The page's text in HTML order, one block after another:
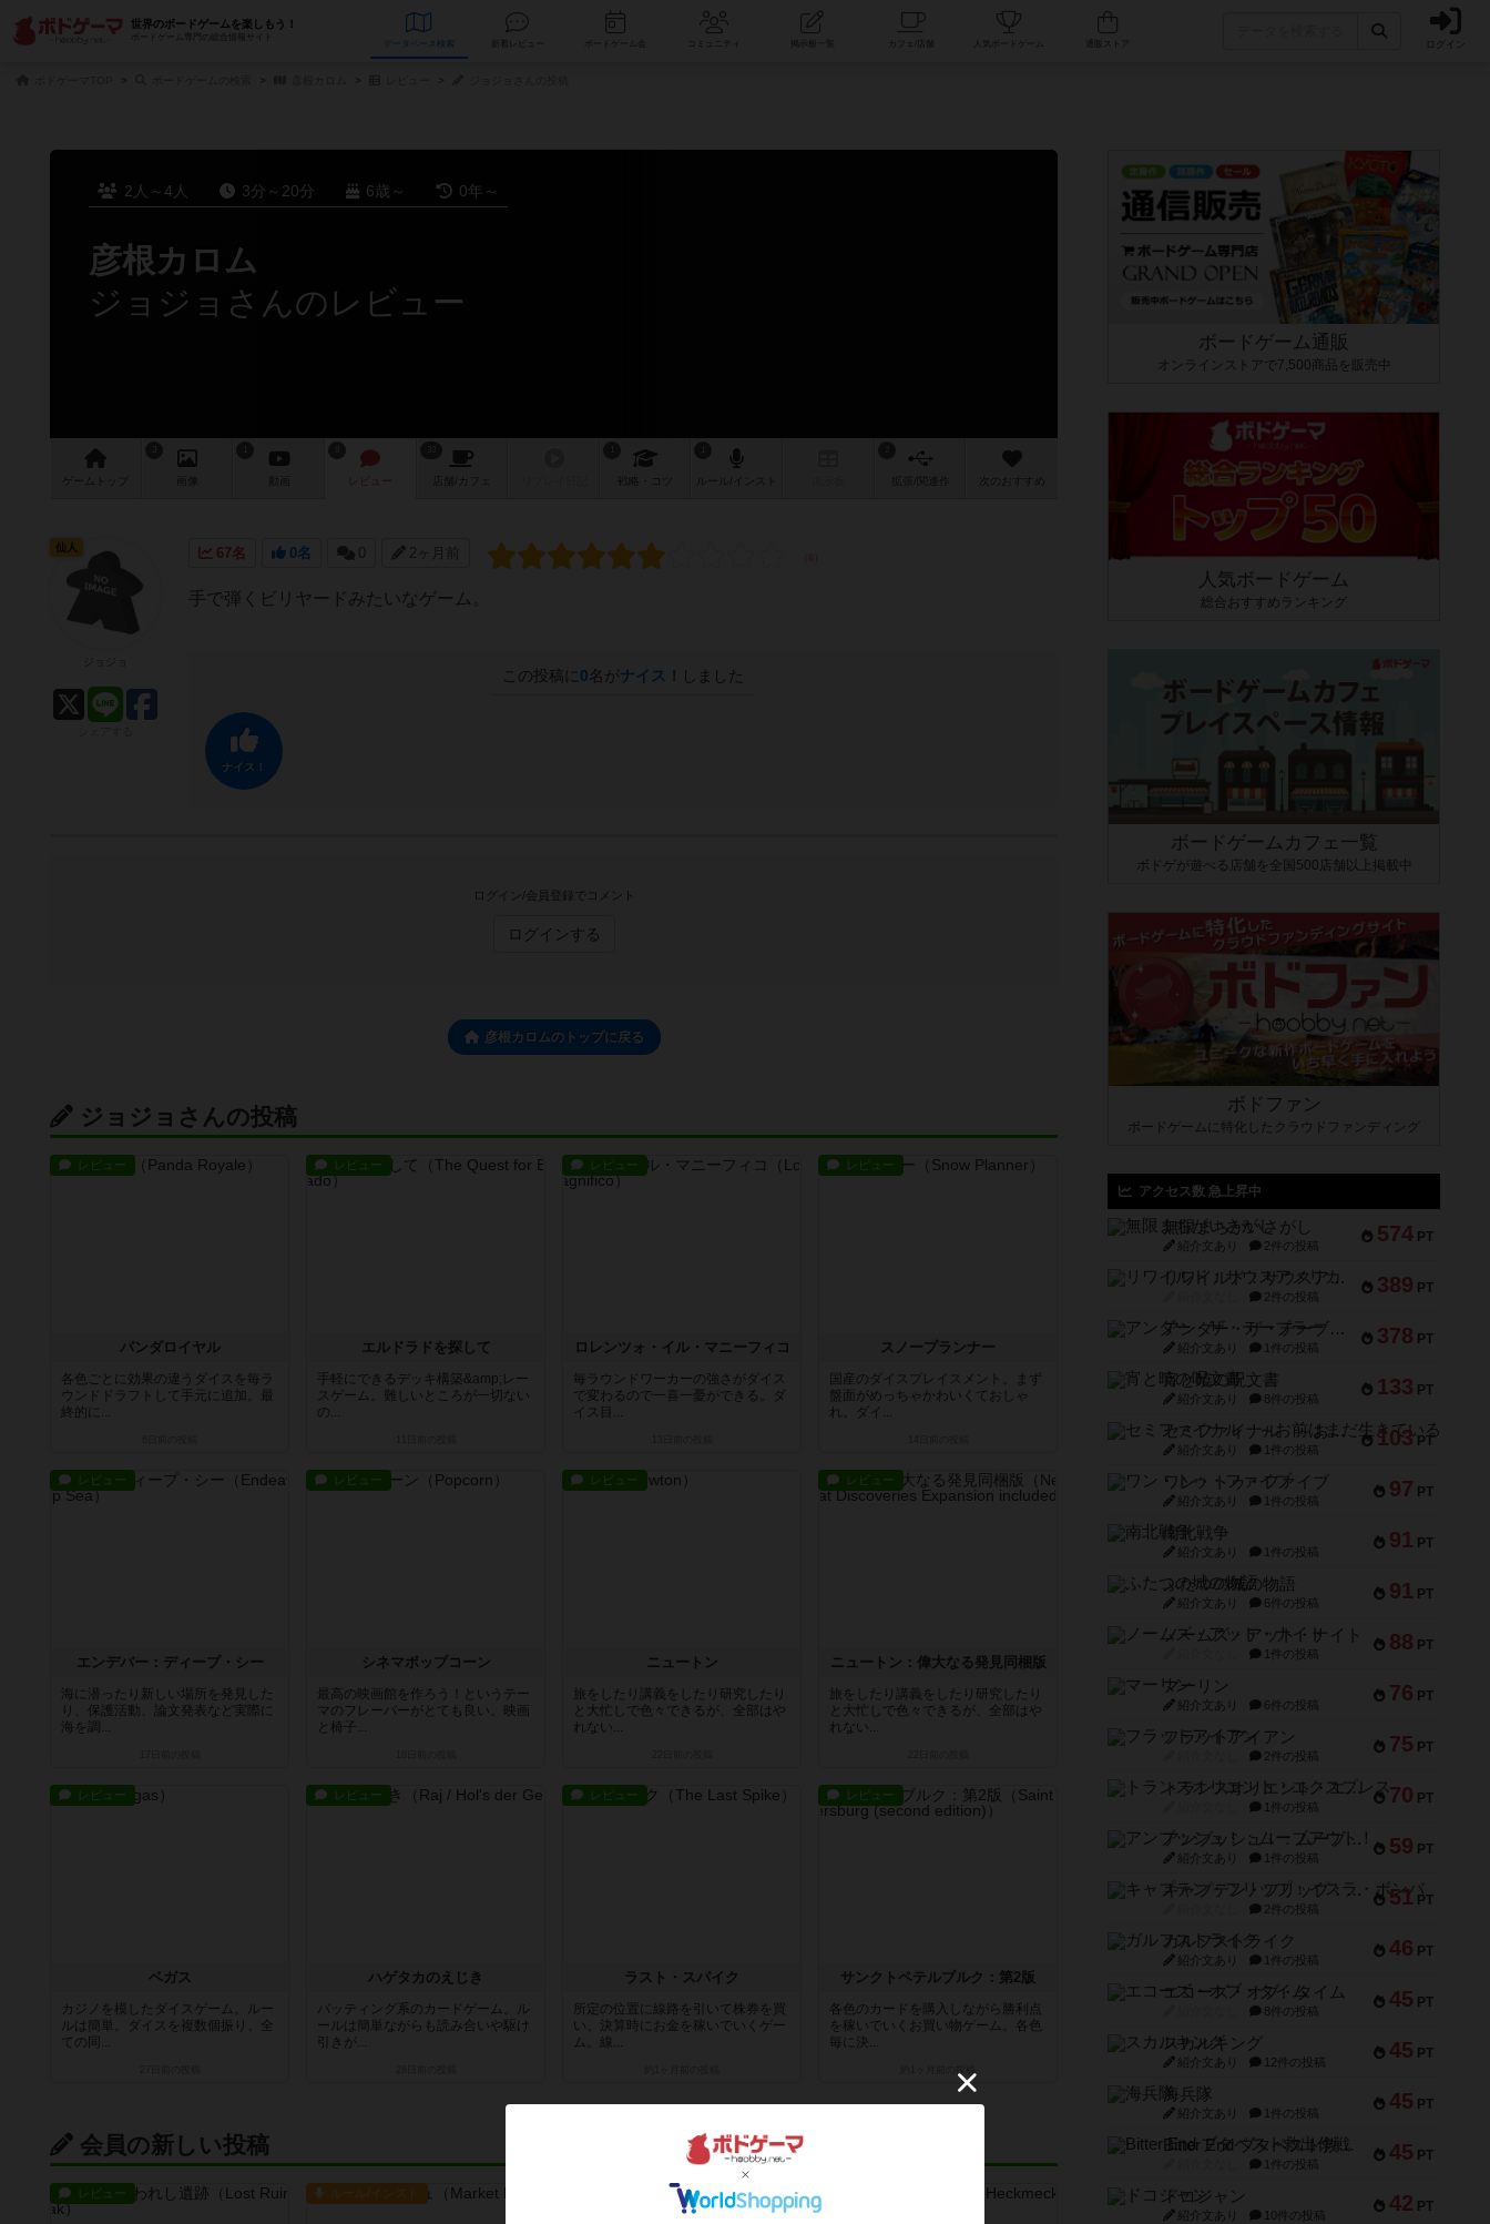
世界のボードゲームを楽しもう！
ボードゲーム専門の総合情報サイト
データベース コミュニティ 人気ボードゲーム ログイン
2人～4人 3分～20分 6歳～ 0年～
彦根カロム
ジョジョさんのレビュー
ゲーム 画像 レビュー 店舗/ カフェ 戦略 作 次のおすすめ
67名 0名 0 2ヶ月前
手で弾くビリヤードみたいなゲーム。
この投稿に 0名がナイス！ しました
ナイス！
仙人
ログイン/会員登録でコメント
ログインする
彦根カロムのトップに戻る
ジョジョさんの投稿
レビュー
パンダロイヤル
各色ごとに効果の違うダイスを毎ラ
ウンドドラフトして手元に追加。最
終的に...
レビュー
エルドラドを探して
手軽にできるデッキ構築&amp;レー
スゲーム。難しいところが一切ない
の...
レビュー
ロレンツォ・イル・マニーフィコ
毎ラウンドワーカーの強さがダイス
で変わるので一喜一憂ができる。ダ
イス目...
レビュー
スノープランナー
国産のダイスプレイスメント。まず
盤面がめっちゃかわいくておしゃ
れ。ダイ...
レビュー
エンデバー：ディープ・シー
海に潜ったり新しい場所を発見した
り、保護活動、論文発表など実際に
海を調...
レビュー
シネマポップコーン
最高の映画館を作ろう！というテー
マのフレーバーがとても良い。映画
と椅子...
レビュー
ニュートン
旅をしたり講義をしたり研究したり
と大忙しで色々できるが、全部はや
れない...
レビュー
ニュートン：偉大なる発見同梱版
旅をしたり講義をしたり研究したり
と大忙しで色々できるが、全部はや
れない...
レビュー
ベガス
カジノを模したダイスゲーム。ルー
ルは簡単。ダイスを複数個振り、全
ての同...
レビュー
ハゲタカのえじき
バッティング系のカードゲーム。ル
ールは簡単ながらも読み合いや駆け
引きが...
レビュー
ラスト・スパイク
所定の位置に線路を引いて株券を買
い、決算時にお金を稼いでいくゲー
ム。線...
レビュー
サンクトペテルブルク：第2版
各色のカードを購入しながら勝利点
を稼いでいくお買い物ゲーム。各色
毎に決...
会員の新しい投稿
レビュー ルール/インスト
ボードゲーム通販
オンラインストアで7,500商品を販売中
人気ボードゲーム
総合おすすめランキング
ボードゲームカフェ一覧
ボドゲが遊べる店舗を全国500店舗以上掲載中
ボドファン
ボードゲームに特化したクラウドファンディング
アクセス数 急上昇中
574 PT
無限まちがいさがし
紹介文あり 2件の投稿
389 PT
リワイルド：サウスアメリカ
2件の投稿
378 PT
アンダー・ザ・テーブラー
紹介文あり 1件の投稿
133 PT
宵と暁の呪文書
紹介文あり 8件の投稿
103 PT
セミファイナル ～お前はまだ生きている～
紹介文あり 1件の投稿
97 PT
ワン・トゥ・ファイブ
紹介文あり 1件の投稿
91 PT
南北戦争
紹介文あり 1件の投稿
91 PT
ふたつの城の物語
紹介文あり 6件の投稿
88 PT
ノームズ・アット・ナイト
1件の投稿
76 PT
マーリン
紹介文あり 6件の投稿
75 PT
フラットアイアン
2件の投稿
70 PT
トランスオリエント・エクスプレス
1件の投稿
59 PT
アンブッシュ！：ムーブアウト！
紹介文あり 1件の投稿
51 PT
キャプテン・フリップ：イスラ・ボンバ
2件の投稿
46 PT
ガルフストライク
紹介文あり 1件の投稿
45 PT
エコーズ・オブ・タイム
8件の投稿
45 PT
スカルキング
紹介文あり 12件の投稿
45 PT
海兵隊
紹介文あり 1件の投稿
45 PT
Bitter End ブタペスト救出作戦
1件の投稿
42 PT
ドコジャン
紹介文あり 10件の投稿